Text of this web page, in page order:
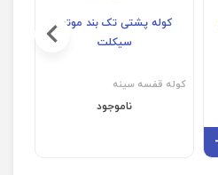
کوله پشتی تک بند موتور
سیکلت
کوله قفسه سینه
ناموجود